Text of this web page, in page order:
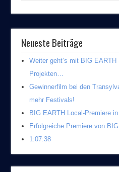
Neueste Beiträge
Weiter geht’s mit BIG
Projekten…
Gewinnerfilm bei den
mehr Festivals!
BIG EARTH Local-Premiere in
Erfolgreiche Premiere von
1:07:38